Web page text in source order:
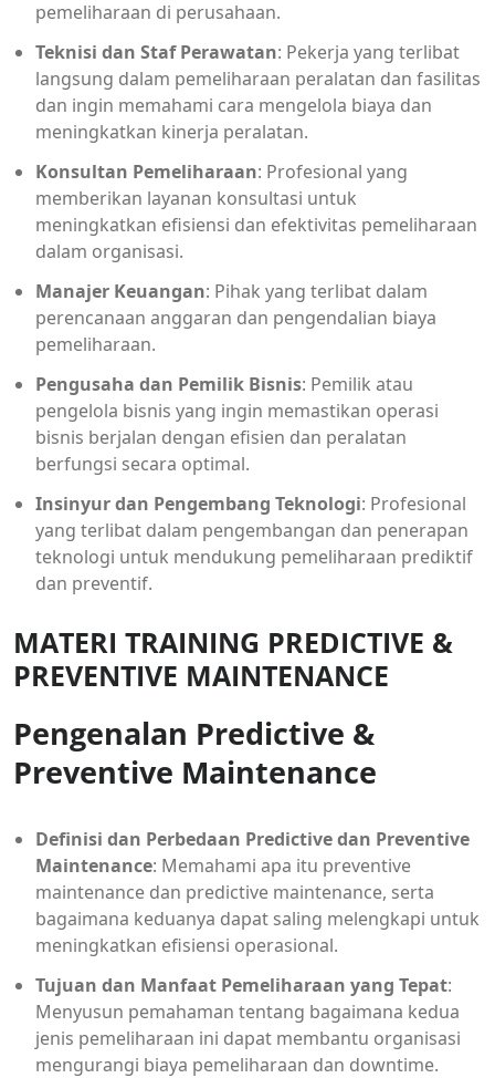
pemeliharaan di perusahaan.
Teknisi dan Staf Perawatan: Pekerja yang terlibat
langsung dalam pemeliharaan peralatan dan fasilitas
dan ingin memahami cara mengelola biaya dan
meningkatkan kinerja peralatan.
Konsultan Pemeliharaan: Profesional yang
memberikan layanan konsultasi untuk
meningkatkan efisiensi dan efektivitas pemeliharaan
dalam organisasi.
Manajer Keuangan: Pihak yang terlibat dalam
perencanaan anggaran dan pengendalian biaya
pemeliharaan.
Pengusaha dan Pemilik Bisnis: Pemilik atau
pengelola bisnis yang ingin memastikan operasi
bisnis berjalan dengan efisien dan peralatan
berfungsi secara optimal.
Insinyur dan Pengembang Teknologi: Profesional
yang terlibat dalam pengembangan dan penerapan
teknologi untuk mendukung pemeliharaan prediktif
dan preventif.
MATERI TRAINING PREDICTIVE &
PREVENTIVE MAINTENANCE
Pengenalan Predictive &
Preventive Maintenance
Definisi dan Perbedaan Predictive dan Preventive
Maintenance: Memahami apa itu preventive
maintenance dan predictive maintenance, serta
bagaimana keduanya dapat saling melengkapi untuk
meningkatkan efisiensi operasional.
Tujuan dan Manfaat Pemeliharaan yang Tepat:
Menyusun pemahaman tentang bagaimana kedua
jenis pemeliharaan ini dapat membantu organisasi
mengurangi biaya pemeliharaan dan downtime.